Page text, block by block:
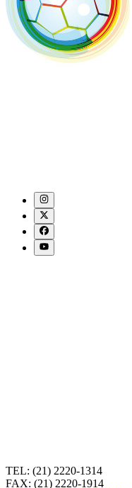
TEL: (21) 2220-1314
FAX: (21) 2220-1914